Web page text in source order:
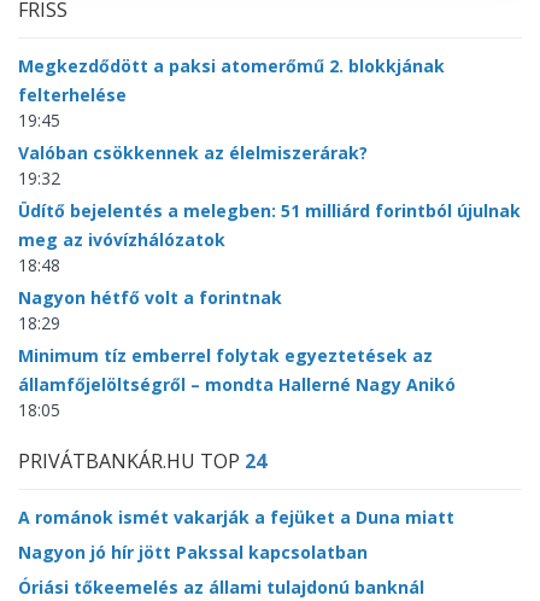
FRISS
Megkezdődött a paksi atomerőmű 2. blokkjának
felterhelése
19:45
Valóban csökkennek az élelmiszerárak?
19:32
Üdítő bejelentés a melegben: 51 milliárd forintból újulnak
meg az ivóvízhálózatok
18:48
Nagyon hétfő volt a forintnak
18:29
Minimum tíz emberrel folytak egyeztetések az
államfőjelöltségről – mondta Hallerné Nagy Anikó
18:05
PRIVÁTBANKÁR.HU TOP 24
A románok ismét vakarják a fejüket a Duna miatt
Nagyon jó hír jött Pakssal kapcsolatban
Óriási tőkeemelés az állami tulajdonú banknál